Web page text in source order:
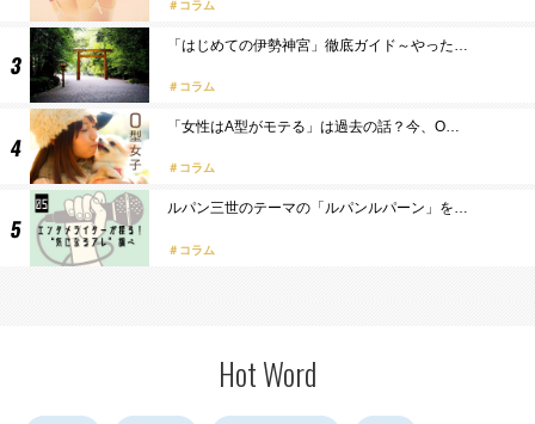
コラム
「はじめての伊勢神宮」徹底ガイド～やった…
コラム
「女性はA型がモテる」は過去の話？今、O…
コラム
ルパン三世のテーマの「ルパンルパーン」を…
コラム
Hot Word